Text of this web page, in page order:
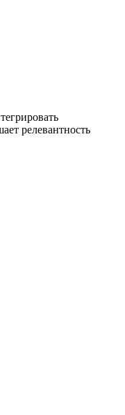
релевантность